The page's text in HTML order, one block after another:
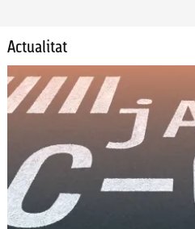
Actualitat